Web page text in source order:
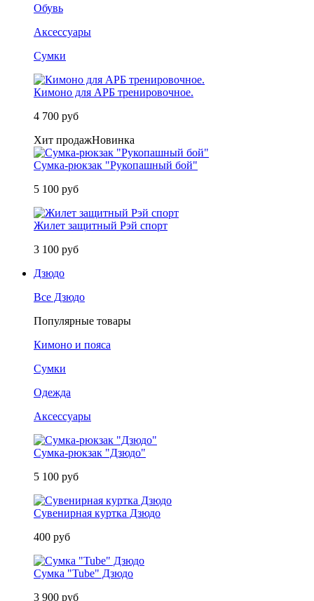
Обувь
Аксессуары
Сумки
Кимоно для АРБ тренировочное.
4 700 руб
Хит продажНовинка
Сумка-рюкзак "Рукопашный бой"
5 100 руб
Жилет защитный Рэй спорт
3 100 руб
Дзюдо
Все Дзюдо
Популярные товары
Кимоно и пояса
Сумки
Одежда
Аксессуары
Сумка-рюкзак "Дзюдо"
5 100 руб
Сувенирная куртка Дзюдо
400 руб
Сумка "Tube" Дзюдо
3 900 руб